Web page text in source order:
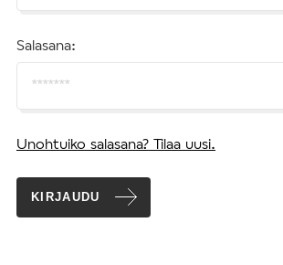
Salasana:
Unohtuiko salasana? Tilaa uusi.
KIRJAUDU